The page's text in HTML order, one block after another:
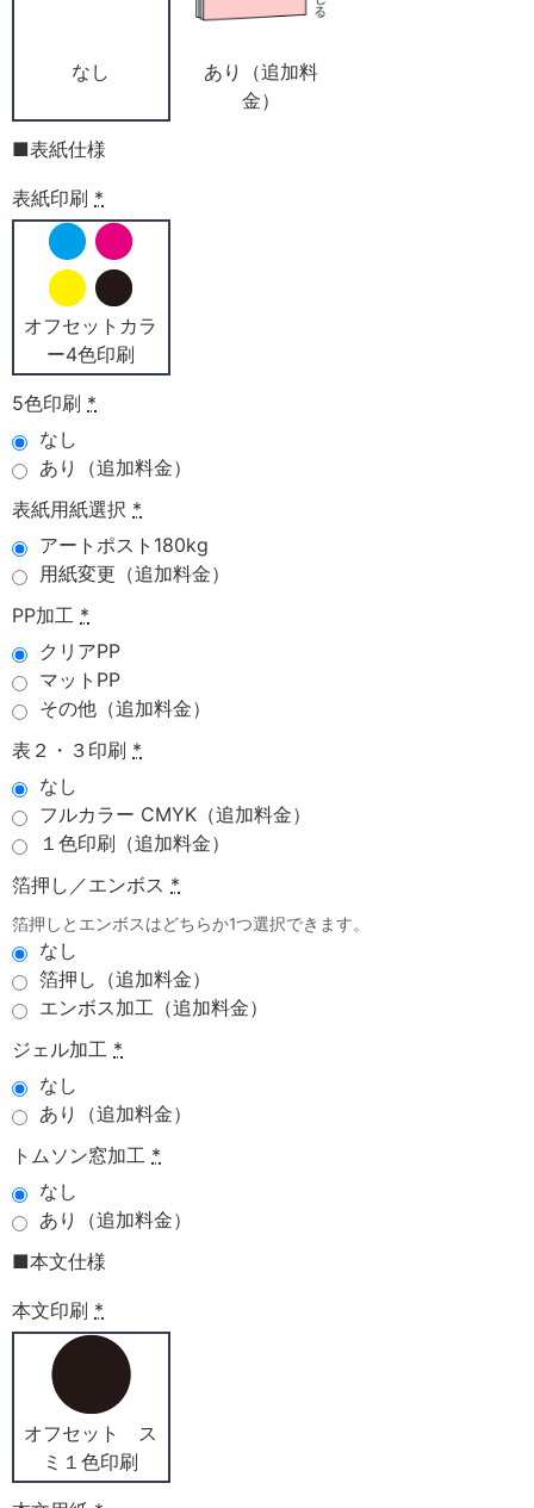
なし
あり（追加料
金）
■表紙仕様
表紙印刷 *
オフセットカラ
ー4色印刷
5色印刷 *
なし
あり（追加料金）
表紙用紙選択 *
アートポスト180kg
用紙変更（追加料金）
PP加工 *
クリアPP
マットPP
その他（追加料金）
表２・３印刷 *
なし
フルカラー CMYK（追加料金）
１色印刷（追加料金）
箔押し／エンボス *
箔押しとエンボスはどちらか1つ選択できます。
なし
箔押し（追加料金）
エンボス加工（追加料金）
ジェル加工 *
なし
あり（追加料金）
トムソン窓加工 *
なし
あり（追加料金）
■本文仕様
本文印刷 *
オフセット ス
ミ１色印刷